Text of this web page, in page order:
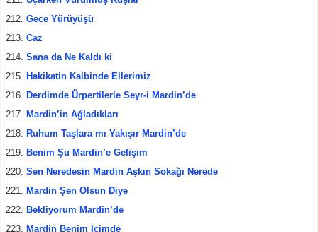
Gece Yürüyüşü
Caz
Sana da Ne Kaldı ki
Hakikatin Kalbinde Ellerimiz
Derdimde Ürpertilerle Seyr-i Mardin’de
Mardin’in Ağladıkları
Ruhum Taşlara mı Yakışır Mardin’de
Benim Şu Mardin’e Gelişim
Sen Neredesin Mardin Aşkın Sokağı Nerede
Mardin Şen Olsun Diye
Bekliyorum Mardin’de
Mardin Benim İçimde